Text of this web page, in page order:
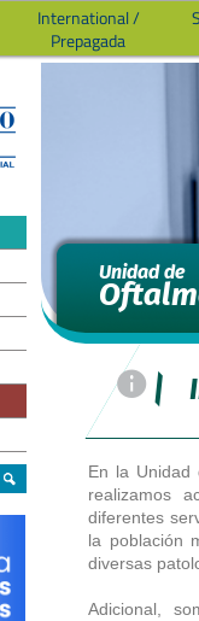
International /
Prepagada
Unidad de
= |
En la Unidad
realizamos
diferentes
la población
diversas
Adicional,